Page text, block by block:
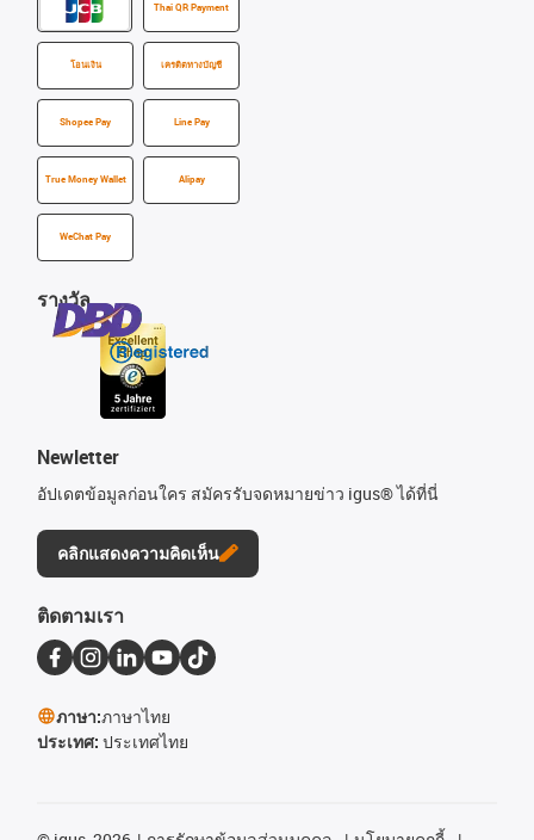
Thai QR Payment
โอนเงิน เครดิตทางบัญชี
Shopee Pay Line Pay
True Money Wallet Alipay
WeChat Pay
รางวัล
Newletter
อัปเดตข้อมูลก่อนใคร สมัครรับจดหมายข่าว igus® ได้ที่นี่
คลิกแสดงความคิดเห็น
ติดตามเรา
ภาษา:ภาษาไทย
ประเทศ: ประเทศไทย